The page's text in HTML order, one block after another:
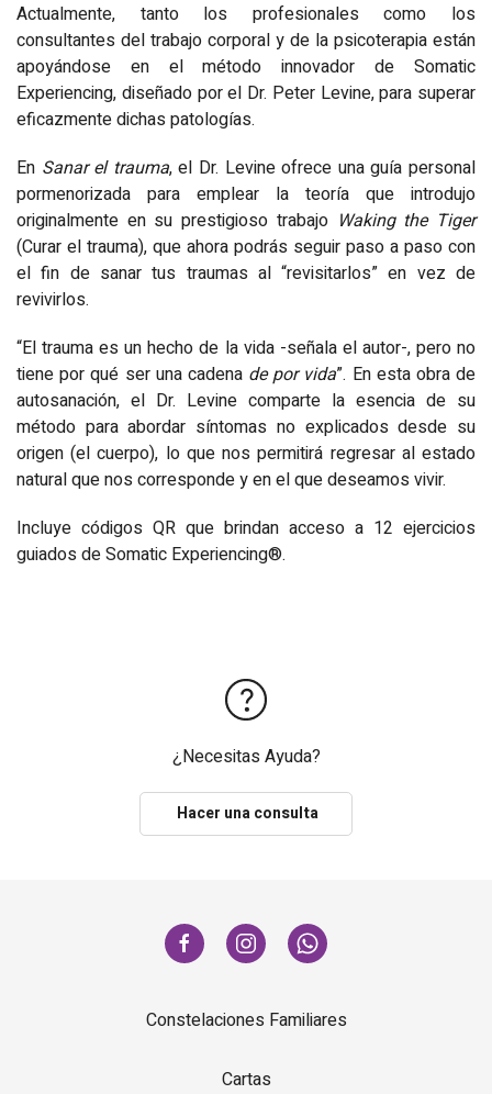
Actualmente, tanto los profesionales como los
consultantes del trabajo corporal y de la psicoterapia están
apoyándose en el método innovador de Somatic
Experiencing, diseñado por el Dr. Peter Levine, para superar
eficazmente dichas patologías.
En Sanar el trauma, el Dr. Levine ofrece una guía personal
pormenorizada para emplear la teoría que introdujo
originalmente en su prestigioso trabajo Waking the Tiger
(Curar el trauma), que ahora podrás seguir paso a paso con
el fin de sanar tus traumas al “revisitarlos” en vez de
revivirlos.
“El trauma es un hecho de la vida -señala el autor-, pero no
tiene por qué ser una cadena de por vida”. En esta obra de
autosanación, el Dr. Levine comparte la esencia de su
método para abordar síntomas no explicados desde su
origen (el cuerpo), lo que nos permitirá regresar al estado
natural que nos corresponde y en el que deseamos vivir.
Incluye códigos QR que brindan acceso a 12 ejercicios
guiados de Somatic Experiencing®.
¿Necesitas Ayuda?
Hacer una consulta
Constelaciones Familiares
Cartas